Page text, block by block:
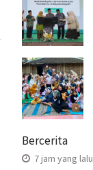
Bercerita
7 jam yang lalu